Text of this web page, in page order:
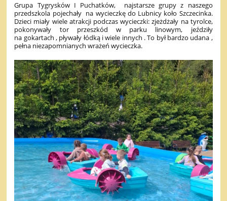
Grupa Tygrysków I Puchatków, najstarsze grupy z naszego
przedszkola pojechały na wycieczkę do Lubnicy koło Szczecinka.
Dzieci miały wiele atrakcji podczas wycieczki: zjeżdżały na tyrolce,
pokonywały tor przeszkód w parku linowym, jeździły
na gokartach , pływały łódką i wiele innych . To był bardzo udana ,
pełna niezapomnianych wrażeń wycieczka.